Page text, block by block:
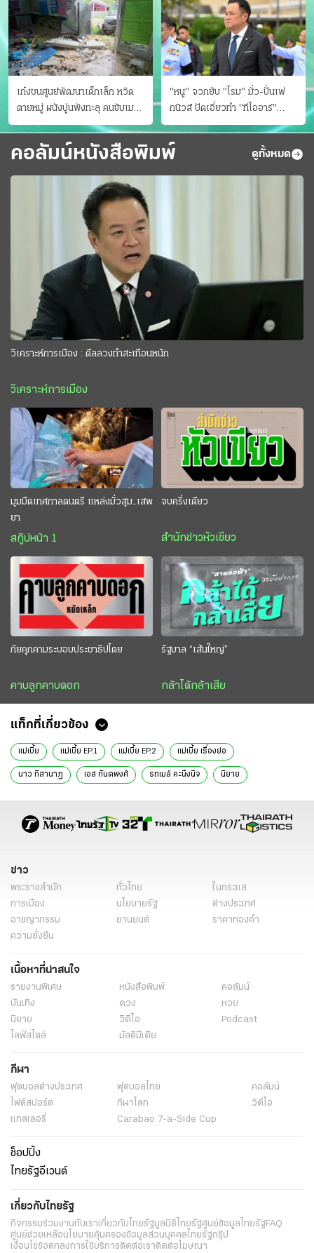
เก๋งชนศูนย์พัฒนาเด็กเล็ก หวิด
ตายหมู่ ผนังปูนพังทะลุ คนขับเมา
ยา
"หนู" จวกยับ "โรม" มั่ว-ปั่นเฟ
กนิวส์ ปัดเอี่ยวทํา "ทีโออาร์"
ต้นทางโกงสอบฉาว
คอลัมน์หนังสือพิมพ์ ดูทั้งหมด
วิเคราะห์การเมือง : ดีลลวงทำสะเทือนหนัก
วิเคราะห์การเมือง
มุมมืดเทศกาลดนตรี แหล่งมั่วสุม..เสพ
ยา
สกู๊ปหน้า 1
จบครึ่งเดียว
สำนักข่าวหัวเขียว
ภัยคุกคามระบอบประชาธิปไตย
คาบลูกคาบดอก
รัฐบาล “เส้นใหญ่”
กล้าได้กล้าเสีย
แท็กที่เกี่ยวข้อง
แม่เบี้ย แม่เบี้ย EP.1 แม่เบี้ย EP.2 แม่เบี้ย เรื่องย่อ
นาว ทิสานาฏ เอส กันตพงศ์ รถเมล์ คะนึงนิจ นิยาย
ข่าว
พระราชสำนัก ทั่วไทย
ในกระแส
การเมือง
นโยบายรัฐ
ต่างประเทศ
อาชญากรรม
ยานยนต์
ราคาทองคำ
ความยั่งยืน
เนื้อหาที่น่าสนใจ
รายงานพิเศษ หนังสือพิมพ์
คอลัมน์
บันเทิง
ดวง
หวย
นิยาย
วิดีโอ
Podcast
ไลฟ์สไตล์
มัลติมีเดีย
กีฬา
ฟุตบอลต่่างประเทศ ฟุตบอลไทย
คอลัมน์
ไฟต์สปอร์ต
กีฬาโลก
วิดีโอ
แกลเลอรี่
Carabao 7-a-Side Cup
ช็อปปิ้ง
ไทยรัฐอีเวนต์
เกี่ยวกับไทยรัฐ
กิจกรรมร่วมงานกับเราเกี่ยวกับไทยรัฐมูลนิธิไทยรัฐศูนย์ข้อมูลไทยรัฐFAQ
ศูนย์ช่วยเหลือนโยบายคุ้มครองข้อมูลส่วนบุคคลไทยรัฐกรุ๊ป
เงื่อนไขข้อตกลงการใช้บริการติดต่อเราติดต่อโฆษณา